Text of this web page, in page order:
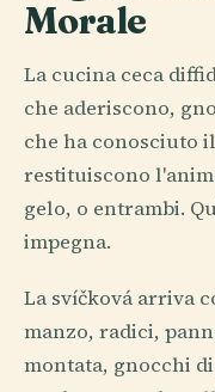
Morale
La cucina ceca
che aderiscono,
che ha conosciuto
restituiscono
gelo, o entrambi.
impegna.
La svíčková arriva
manzo, radici,
montata, gnocchi